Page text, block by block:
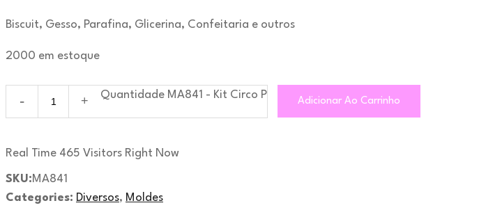
Biscuit, Gesso, Parafina, Glicerina, Confeitaria e outros
2000 em estoque
Quantidade MA841 - Kit Circo P
Adicionar Ao Carrinho
Real Time 465 Visitors Right Now
SKU:MA841
Categories: Diversos, Moldes